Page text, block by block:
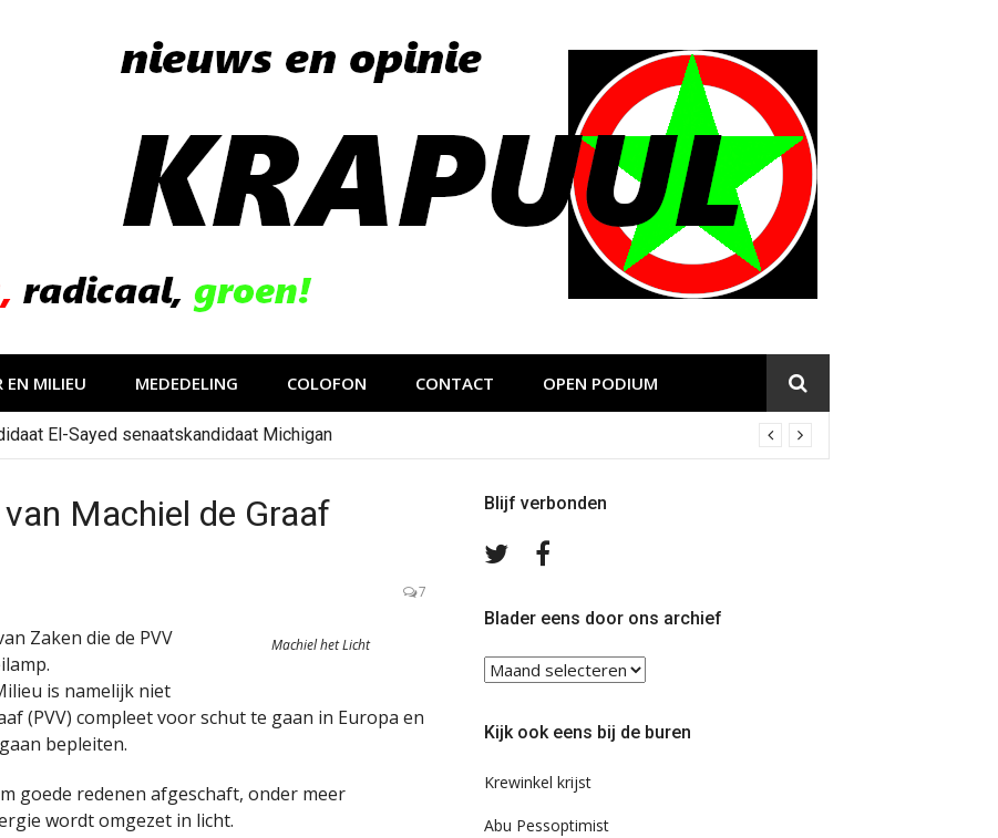
EN MILIEU MEDEDELING COLOFON CONTACT OPEN PODIUM
El-Sayed senaatskandidaat Michigan
Machiel de Graaf
7
Machiel het Licht
Zaken die de PVV
is namelijk niet
(PVV) compleet voor schut te gaan in Europa en
bepleiten.
goede redenen afgeschaft, onder meer
wordt omgezet in licht.
Blijf verbonden
Volg
TwitterFacebook
Blader eens door ons archief
Blader
eens
ons
Kijk ook eens bij de buren
Krewinkel krijst
Abu Pessoptimist